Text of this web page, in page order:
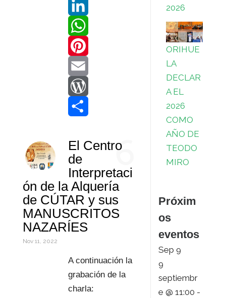
a
c
e
b
o
o
T
w
t
e
L
n
k
e
I
n
W
h
a
A
p
p
P
n
e
r
e
s
E
m
l
W
r
d
P
r
e
o
m
p
a
r
6
El Centro
de
Interpretaci
ón de la Alquería
de CÚTAR y sus
MANUSCRITOS
NAZARÍES
Nov 11, 2022
A continuación la
grabación de la
charla:
2026
ORIHUE
LA
DECLAR
A EL
2026
COMO
AÑO DE
TEODO
MIRO
Próxim
os
eventos
Sep9
9
septiembr
e @ 11:00 -